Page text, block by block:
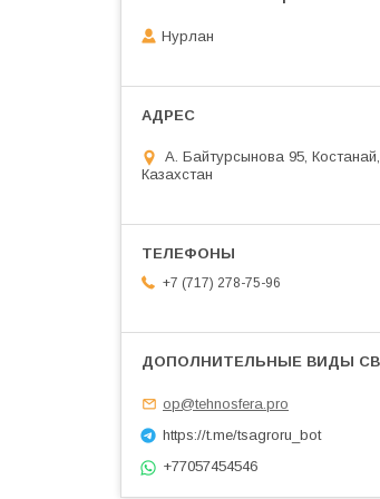
Нурлан
А. Байтурсынова 95, Костанай,
Казахстан
+7 (717) 278-75-96
op@tehnosfera.pro
https://t.me/tsagroru_bot
+77057454546